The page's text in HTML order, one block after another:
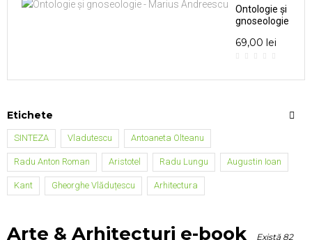
Ontologie și
gnoseologie
69,00 lei
Etichete
SINTEZA Vladutescu Antoaneta Olteanu
Radu Anton Roman Aristotel Radu Lungu Augustin Ioan
Kant Gheorghe Vlăduțescu Arhitectura
Arte & Arhitecturi e-book Există 82